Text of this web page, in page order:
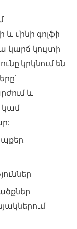
և մինի գոլֆի
կարճ կույտի
կրկնում են
և
​​կամ